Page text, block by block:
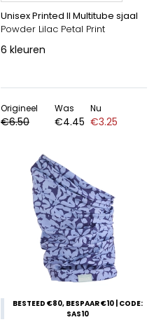
Unisex Printed II Multitube sjaal
Powder Lilac Petal Print
6 kleuren
Origineel
€6.50
Was
€4.45
Nu
€3.25
BESTEED €80, BESPAAR €10 | CODE:
SAS10